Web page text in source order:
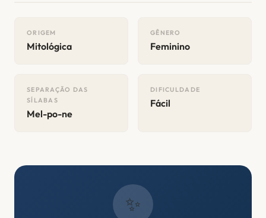
ORIGEM
Mitológica
GÊNERO
Feminino
SEPARAÇÃO DAS
SÍLABAS
Mel-po-ne
DIFICULDADE
Fácil
✨